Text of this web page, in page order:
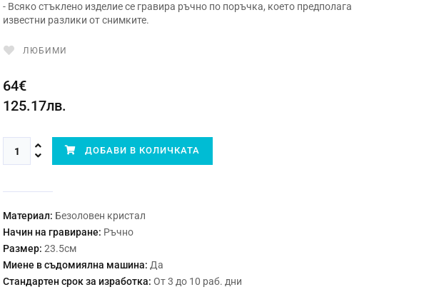
- Всяко стъклено изделие се гравира ръчно по поръчка, което предполага
известни разлики от снимките.
ЛЮБИМИ
64€
125.17лв.
ДОБАВИ В КОЛИЧКАТА
Материал: Безоловен кристал
Начин на гравиране: Ръчно
Размер: 23.5см
Миене в съдомиялна машина: Да
Стандартен срок за изработка: От 3 до 10 раб. дни